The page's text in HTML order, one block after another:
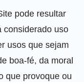
pode resultar
considerado uso
usos que sejam
boa-fé, da moral
que provoque ou